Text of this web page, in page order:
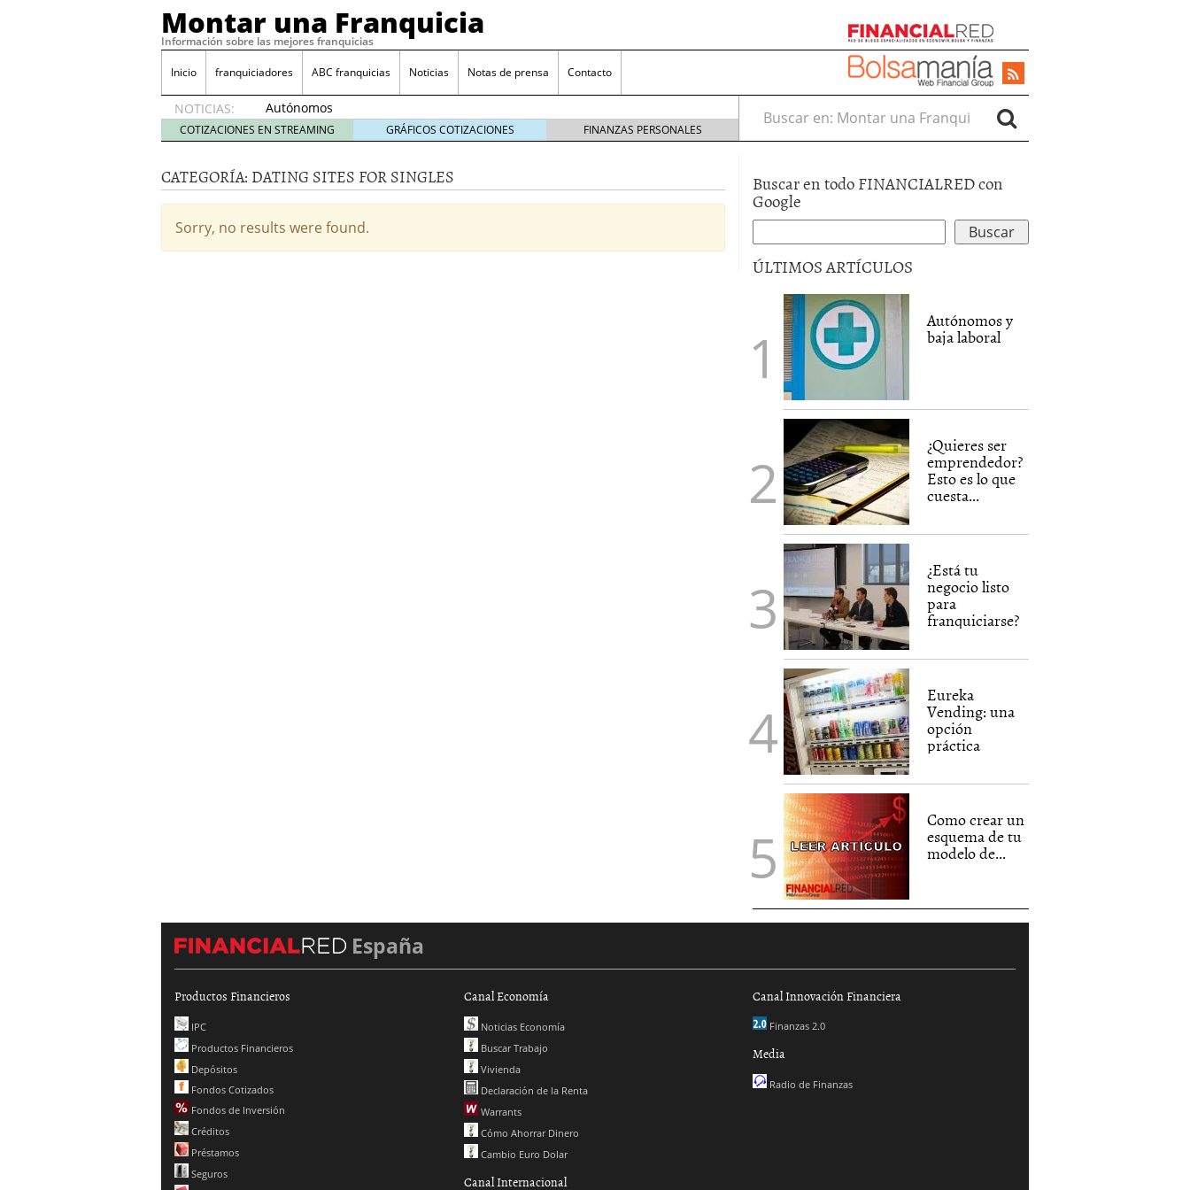
Montar una Franquicia
Información sobre las mejores franquicias
Inicio franquiciadores ABC franquicias Noticias Notas de prensa Contacto
NOTICIAS:
Autónomos
y baja
laboral
2014
¿Quieres ser emprendedor? Esto es lo que cuesta y las ayudas que puedes
¿Está tu negocio listo para franquiciarse?
Eureka Vending: una opción práctica 27 mayo 2014
COTIZACIONES EN STREAMING GRÁFICOS COTIZACIONES FINANZAS PERSONALES
Buscar en:
CATEGORÍA: DATING SITES FOR SINGLES
Sorry, no results were found.
Buscar en todo FINANCIALRED con
Google
ÚLTIMOS ARTÍCULOS
Autónomos y
baja laboral
¿Quieres ser
emprendedor?
Esto es lo que
cuesta...
¿Está tu
negocio listo
para
franquiciarse?
Eureka
Vending: una
opción
práctica
Como crear un
esquema de tu
modelo de...
España
Productos Financieros
IPC
Productos Financieros
Depósitos
Fondos Cotizados
Fondos de Inversión
Créditos
Préstamos
Seguros
Canal Economía
Noticias Economía
Buscar Trabajo
Vivienda
Declaración de la Renta
Warrants
Cómo Ahorrar Dinero
Cambio Euro Dolar
Canal Internacional
Canal Innovación Financiera
Finanzas 2.0
Media
Radio de Finanzas